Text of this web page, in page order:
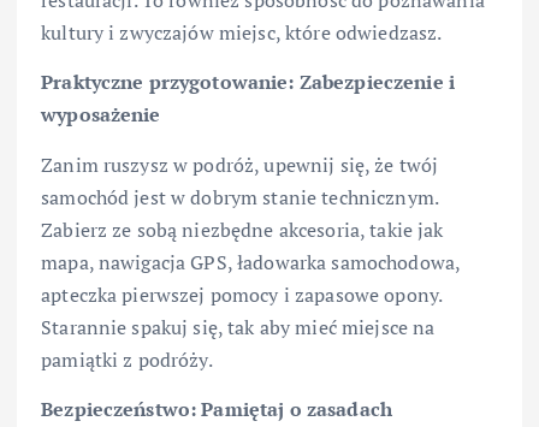
kultury i zwyczajów miejsc, które odwiedzasz.
Praktyczne przygotowanie: Zabezpieczenie i
wyposażenie
Zanim ruszysz w podróż, upewnij się, że twój
samochód jest w dobrym stanie technicznym.
Zabierz ze sobą niezbędne akcesoria, takie jak
mapa, nawigacja GPS, ładowarka samochodowa,
apteczka pierwszej pomocy i zapasowe opony.
Starannie spakuj się, tak aby mieć miejsce na
pamiątki z podróży.
Bezpieczeństwo: Pamiętaj o zasadach